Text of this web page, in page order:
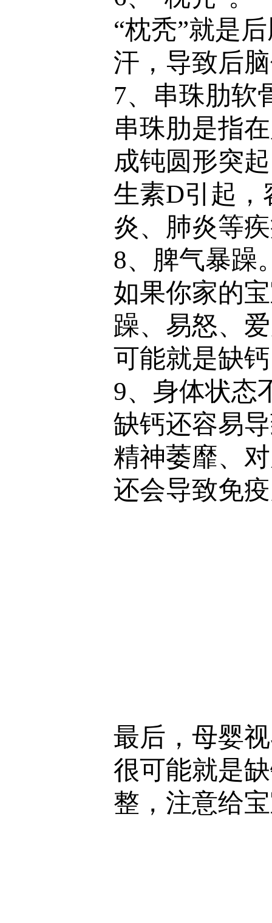
“枕秃”就是
汗，导致后
7、串珠肋软
串珠肋是指
成钝圆形突
生素D引起，
炎、肺炎等
8、脾气暴躁
如果你家的
躁、易怒、
可能就是缺
9、身体状态
缺钙还容易
精神萎靡、
还会导致免
最后，母婴
很可能就是
整，注意给